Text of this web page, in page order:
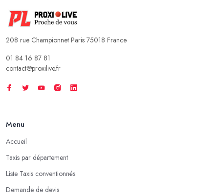
208 rue Championnet Paris 75018 France
01 84 16 87 81
contact@proxilive.fr
Menu
Accueil
Taxis par département
Liste Taxis conventionnés
Demande de devis